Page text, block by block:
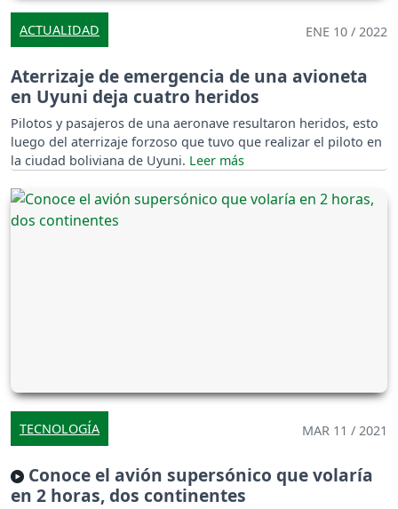
ACTUALIDAD ENE 10 / 2022
Aterrizaje de emergencia de una avioneta
en Uyuni deja cuatro heridos
Pilotos y pasajeros de una aeronave resultaron heridos, esto
luego del aterrizaje forzoso que tuvo que realizar el piloto en
la ciudad boliviana de Uyuni.
TECNOLOGÍA MAR 11 / 2021
Conoce el avión supersónico que volaría
en 2 horas, dos continentes